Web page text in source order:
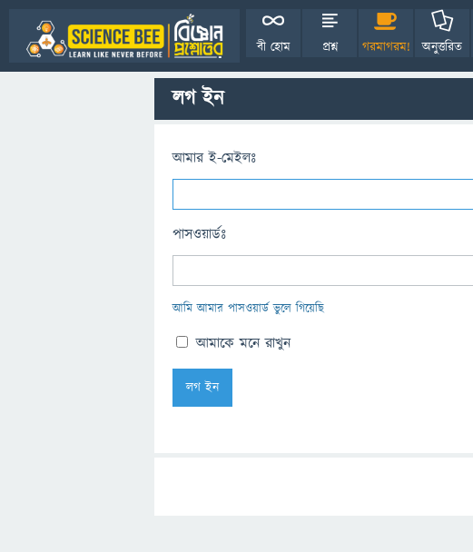
বী হোম প্রশ্ন গরমাগরম! অনুত্তরিত
লগ ইন
আমার ই-মেইলঃ
পাসওয়ার্ডঃ
আমি আমার পাসওয়ার্ড ভুলে গিয়েছি
আমাকে মনে রাখুন